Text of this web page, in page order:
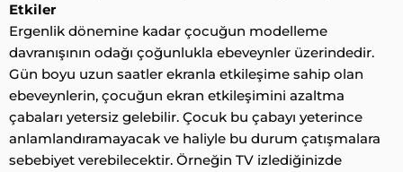
Etkiler
Ergenlik dönemine kadar çocuğun modelleme
davranışının odağı çoğunlukla ebeveynler üzerindedir.
Gün boyu uzun saatler ekranla etkileşime sahip olan
ebeveynlerin, çocuğun ekran etkileşimini azaltma
çabaları yetersiz gelebilir. Çocuk bu çabayı yeterince
anlamlandıramayacak ve haliyle bu durum çatışmalara
sebebiyet verebilecektir. Örneğin TV izlediğinizde